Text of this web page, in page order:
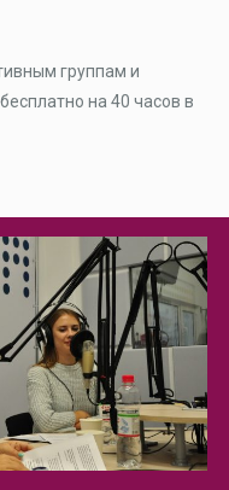
группам и
на 40 часов в